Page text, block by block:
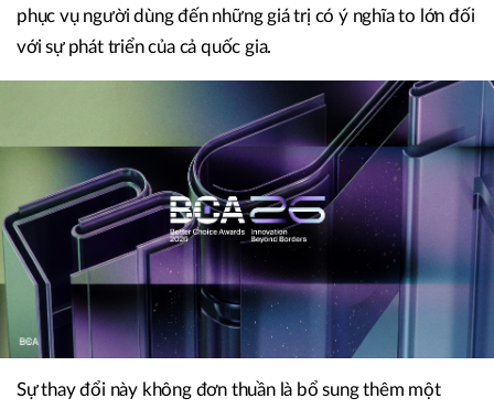
phục vụ người dùng đến những giá trị có ý nghĩa to lớn đối
với sự phát triển của cả quốc gia.
Sự thay đổi này không đơn thuần là bổ sung thêm một